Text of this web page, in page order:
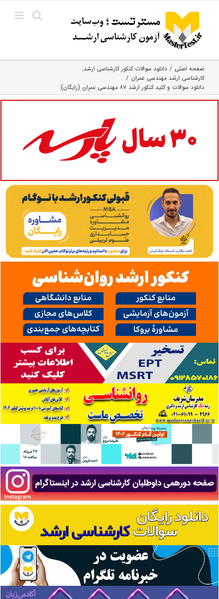
content
صفحه اصلی
دانلود سوالات کنکور کارشناسی ارشد
کارشناسی ارشد مهندسی عمران
دانلود سوالات و کلید کنکور ارشد ۸۷ مهندسی عمران (رایگان)